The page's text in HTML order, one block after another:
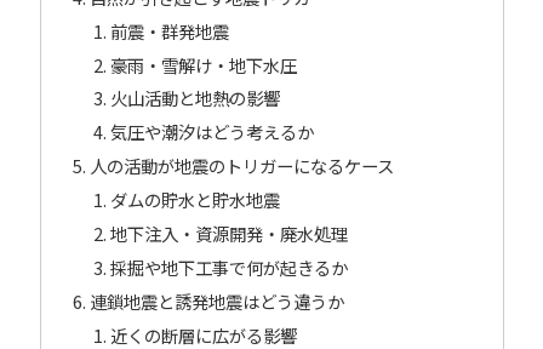
前震・群発地震
豪雨・雪解け・地下水圧
火山活動と地熱の影響
気圧や潮汐はどう考えるか
人の活動が地震のトリガーになるケース
ダムの貯水と貯水地震
地下注入・資源開発・廃水処理
採掘や地下工事で何が起きるか
連鎖地震と誘発地震はどう違うか
近くの断層に広がる影響